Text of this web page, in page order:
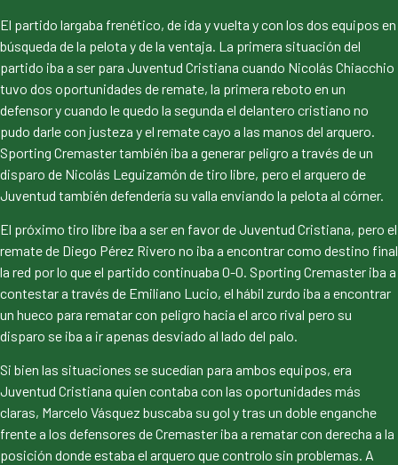
El partido largaba frenético, de ida y vuelta y con los dos equipos en
búsqueda de la pelota y de la ventaja. La primera situación del
partido iba a ser para Juventud Cristiana cuando Nicolás Chiacchio
tuvo dos oportunidades de remate, la primera reboto en un
defensor y cuando le quedo la segunda el delantero cristiano no
pudo darle con justeza y el remate cayo a las manos del arquero.
Sporting Cremaster también iba a generar peligro a través de un
disparo de Nicolás Leguizamón de tiro libre, pero el arquero de
Juventud también defendería su valla enviando la pelota al córner.
El próximo tiro libre iba a ser en favor de Juventud Cristiana, pero el
remate de Diego Pérez Rivero no iba a encontrar como destino final
la red por lo que el partido continuaba 0-0. Sporting Cremaster iba a
contestar a través de Emiliano Lucio, el hábil zurdo iba a encontrar
un hueco para rematar con peligro hacia el arco rival pero su
disparo se iba a ir apenas desviado al lado del palo.
Si bien las situaciones se sucedían para ambos equipos, era
Juventud Cristiana quien contaba con las oportunidades más
claras, Marcelo Vásquez buscaba su gol y tras un doble enganche
frente a los defensores de Cremaster iba a rematar con derecha a la
posición donde estaba el arquero que controlo sin problemas. A